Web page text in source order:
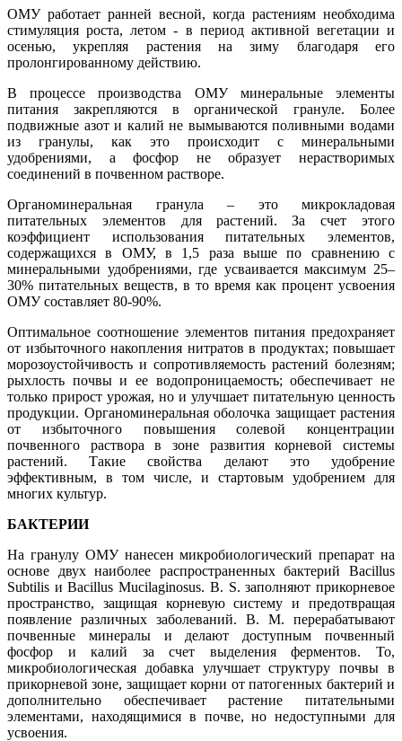
ОМУ работает ранней весной, когда растениям необходима
стимуляция роста, летом - в период активной вегетации и
осенью, укрепляя растения на зиму благодаря его
пролонгированному действию.
В процессе производства ОМУ минеральные элементы
питания закрепляются в органической грануле. Более
подвижные азот и калий не вымываются поливными водами
из гранулы, как это происходит с минеральными
удобрениями, а фосфор не образует нерастворимых
соединений в почвенном растворе.
Органоминеральная гранула – это микрокладовая
питательных элементов для растений. За счет этого
коэффициент использования питательных элементов,
содержащихся в ОМУ, в 1,5 раза выше по сравнению с
минеральными удобрениями, где усваивается максимум 25–
30% питательных веществ, в то время как процент усвоения
ОМУ составляет 80-90%.
Оптимальное соотношение элементов питания предохраняет
от избыточного накопления нитратов в продуктах; повышает
морозоустойчивость и сопротивляемость растений болезням;
рыхлость почвы и ее водопроницаемость; обеспечивает не
только прирост урожая, но и улучшает питательную ценность
продукции. Органоминеральная оболочка защищает растения
от избыточного повышения солевой концентрации
почвенного раствора в зоне развития корневой системы
растений. Такие свойства делают это удобрение
эффективным, в том числе, и стартовым удобрением для
многих культур.
БАКТЕРИИ
На гранулу ОМУ нанесен микробиологический препарат на
основе двух наиболее распространенных бактерий Bacillus
Subtilis и Bacillus Mucilaginosus. B. S. заполняют прикорневое
пространство, защищая корневую систему и предотвращая
появление различных заболеваний. B. M. перерабатывают
почвенные минералы и делают доступным почвенный
фосфор и калий за счет выделения ферментов. То,
микробиологическая добавка улучшает структуру почвы в
прикорневой зоне, защищает корни от патогенных бактерий и
дополнительно обеспечивает растение питательными
элементами, находящимися в почве, но недоступными для
усвоения.